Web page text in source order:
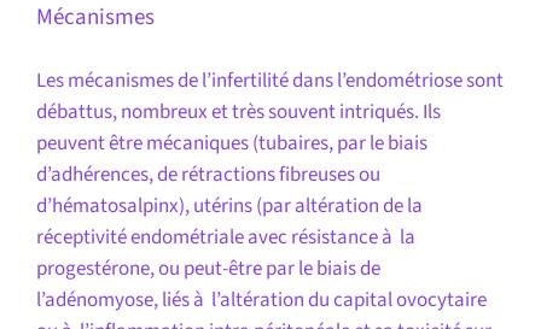
Mécanismes
Les mécanismes de l’infertilité dans l’endométriose sont
débattus, nombreux et très souvent intriqués. Ils
peuvent être mécaniques (tubaires, par le biais
d’adhérences, de rétractions fibreuses ou
d’hématosalpinx), utérins (par altération de la
réceptivité endométriale avec résistance à la
progestérone, ou peut-être par le biais de
l’adénomyose, liés à l’altération du capital ovocytaire